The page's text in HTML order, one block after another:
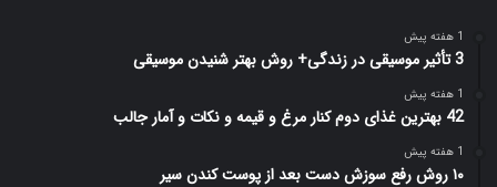
1 هفته پیش
3 تأثیر موسیقی در زندگی+ روش بهتر شنیدن موسیقی
1 هفته پیش
42 بهترین غذای دوم کنار مرغ و قیمه و نکات و آمار جالب
1 هفته پیش
۱۰ روش رفع سوزش دست بعد از پوست کندن سیر